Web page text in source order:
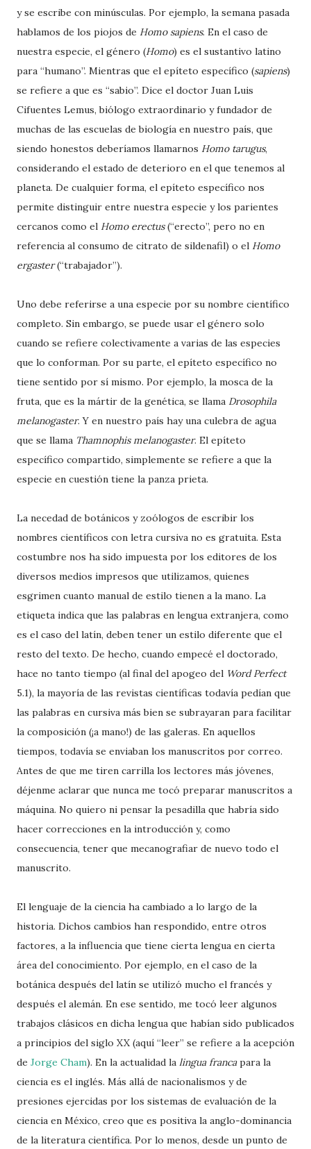
y se escribe con minúsculas. Por ejemplo, la semana pasada
hablamos de los piojos de Homo sapiens. En el caso de
nuestra especie, el género (Homo) es el sustantivo latino
para “humano”. Mientras que el epíteto específico (sapiens)
se refiere a que es “sabio”. Dice el doctor Juan Luis
Cifuentes Lemus, biólogo extraordinario y fundador de
muchas de las escuelas de biología en nuestro país, que
siendo honestos deberíamos llamarnos Homo tarugus,
considerando el estado de deterioro en el que tenemos al
planeta. De cualquier forma, el epíteto específico nos
permite distinguir entre nuestra especie y los parientes
cercanos como el Homo erectus(“erecto”, pero no en
referencia al consumo de citrato de sildenafil) o el Homo
ergaster(“trabajador”).
Uno debe referirse a una especie por su nombre científico
completo. Sin embargo, se puede usar el género solo
cuando se refiere colectivamente a varias de las especies
que lo conforman. Por su parte, el epíteto específico no
tiene sentido por sí mismo. Por ejemplo, la mosca de la
fruta, que es la mártir de la genética, se llama Drosophila
melanogaster. Y en nuestro país hay una culebra de agua
que se llama Thamnophis melanogaster. El epíteto
específico compartido, simplemente se refiere a que la
especie en cuestión tiene la panza prieta.
La necedad de botánicos y zoólogos de escribir los
nombres científicos con letra cursiva no es gratuita. Esta
costumbre nos ha sido impuesta por los editores de los
diversos medios impresos que utilizamos, quienes
esgrimen cuanto manual de estilo tienen a la mano. La
etiqueta indica que las palabras en lengua extranjera, como
es el caso del latín, deben tener un estilo diferente que el
resto del texto. De hecho, cuando empecé el doctorado,
hace no tanto tiempo (al final del apogeo del Word Perfect
5.1), la mayoría de las revistas científicas todavía pedían que
las palabras en cursiva más bien se subrayaran para facilitar
la composición (¡a mano!) de las galeras. En aquellos
tiempos, todavía se enviaban los manuscritos por correo.
Antes de que me tiren carrilla los lectores más jóvenes,
déjenme aclarar que nunca me tocó preparar manuscritos a
máquina. No quiero ni pensar la pesadilla que habría sido
hacer correcciones en la introducción y, como
consecuencia, tener que mecanografiar de nuevo todo el
manuscrito.
El lenguaje de la ciencia ha cambiado a lo largo de la
historia. Dichos cambios han respondido, entre otros
factores, a la influencia que tiene cierta lengua en cierta
área del conocimiento. Por ejemplo, en el caso de la
botánica después del latín se utilizó mucho el francés y
después el alemán. En ese sentido, me tocó leer algunos
trabajos clásicos en dicha lengua que habían sido publicados
a principios del siglo XX (aquí “leer” se refiere a la acepción
de Jorge Cham). En la actualidad la lingua francapara la
ciencia es el inglés. Más allá de nacionalismos y de
presiones ejercidas por los sistemas de evaluación de la
ciencia en México, creo que es positiva la anglo-dominancia
de la literatura científica. Por lo menos, desde un punto de